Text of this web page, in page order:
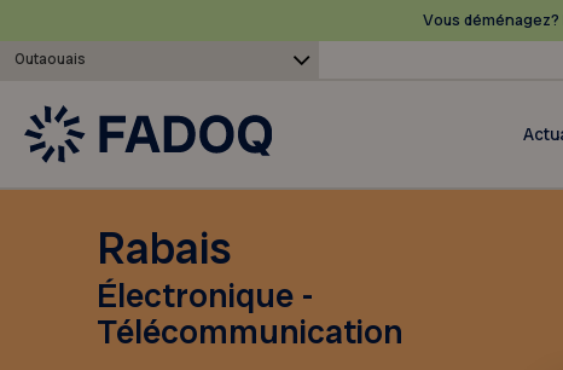
Vous
Outaouais
Rabais
Électronique -
Télécommunication